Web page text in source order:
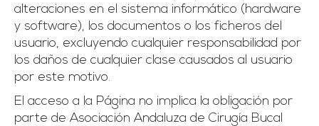
alteraciones en el sistema informático (hardware
y software), los documentos o los ficheros del
usuario, excluyendo cualquier responsabilidad por
los daños de cualquier clase causados al usuario
por este motivo.
El acceso a la Página no implica la obligación por
parte de Asociación Andaluza de Cirugía Bucal